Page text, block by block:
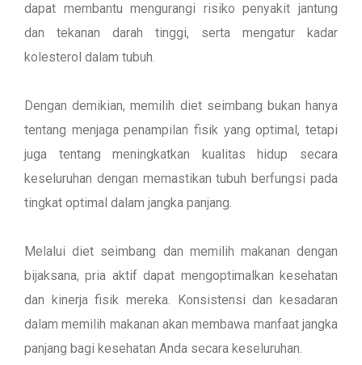
dapat membantu mengurangi risiko penyakit jantung
dan tekanan darah tinggi, serta mengatur kadar
kolesterol dalam tubuh.
Dengan demikian, memilih diet seimbang bukan hanya
tentang menjaga penampilan fisik yang optimal, tetapi
juga tentang meningkatkan kualitas hidup secara
keseluruhan dengan memastikan tubuh berfungsi pada
tingkat optimal dalam jangka panjang.
Melalui diet seimbang dan memilih makanan dengan
bijaksana, pria aktif dapat mengoptimalkan kesehatan
dan kinerja fisik mereka. Konsistensi dan kesadaran
dalam memilih makanan akan membawa manfaat jangka
panjang bagi kesehatan Anda secara keseluruhan.